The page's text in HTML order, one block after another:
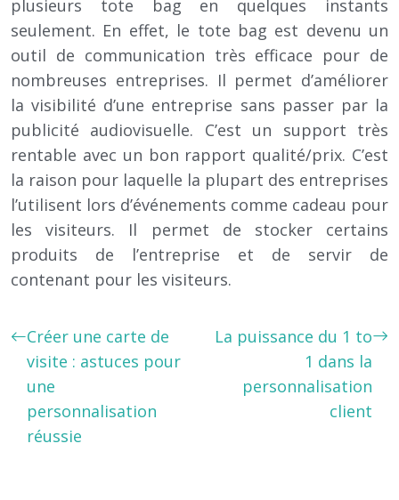
plusieurs tote bag en quelques instants
seulement. En effet, le tote bag est devenu un
outil de communication très efficace pour de
nombreuses entreprises. Il permet d’améliorer
la visibilité d’une entreprise sans passer par la
publicité audiovisuelle. C’est un support très
rentable avec un bon rapport qualité/prix. C’est
la raison pour laquelle la plupart des entreprises
l’utilisent lors d’événements comme cadeau pour
les visiteurs. Il permet de stocker certains
produits de l’entreprise et de servir de
contenant pour les visiteurs.
Créer une carte de
visite : astuces pour
une
personnalisation
réussie
La puissance du 1 to
1 dans la
personnalisation
client